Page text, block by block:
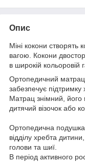
Опис
Міні кокони
вагою. Кокони
в широкій кольоровій
Ортопедичний
забезпечує підтримку
Матрац знімний, його
дитячий візочок або
Ортопедична
відділу хребта
голови та шиї.
В період активного